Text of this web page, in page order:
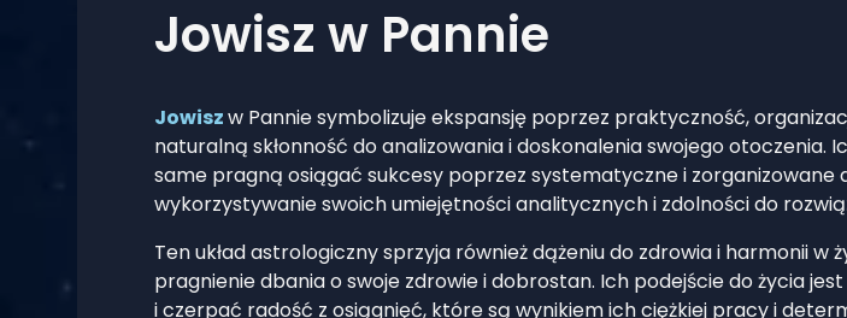
Jowisz w Pannie
Jowiszw Pannie symbolizuje ekspansję poprzez praktyczność,
naturalną skłonność do analizowania i doskonalenia swojego otoczenia.
same pragną osiągać sukcesy poprzez systematyczne i zorganizowane
wykorzystywanie swoich umiejętności analitycznych i zdolności do
Ten układ astrologiczny sprzyja również dążeniu do zdrowia i harmonii
pragnienie dbania o swoje zdrowie i dobrostan. Ich podejście do życia
i czerpać radość z osiągnięć, które są wynikiem ich ciężkiej pracy i